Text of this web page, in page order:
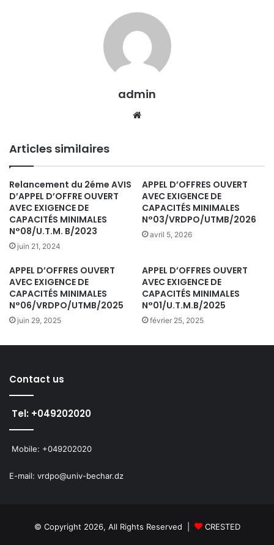
admin
Articles similaires
Relancement du 2éme AVIS
D’APPEL D’OFFRE OUVERT
AVEC EXIGENCE DE
CAPACITÉS MINIMALES
N°08/U.T.M. B/2023
juin 21, 2024
APPEL D’OFFRES OUVERT
AVEC EXIGENCE DE
CAPACITÉS MINIMALES
N°03/VRDPO/UTMB/2026
avril 5, 2026
APPEL D’OFFRES OUVERT
AVEC EXIGENCE DE
CAPACITÉS MINIMALES
N°06/VRDPO/UTMB/2025
juin 29, 2025
APPEL D’OFFRES OUVERT
AVEC EXIGENCE DE
CAPACITÉS MINIMALES
N°01/U.T.M.B/2025
février 25, 2025
Contact us
Tel: +049202020
Mobile: +049202020
E-mail: vrdpo@univ-bechar.dz
© Copyright 2026, All Rights Reserved | CRESTED